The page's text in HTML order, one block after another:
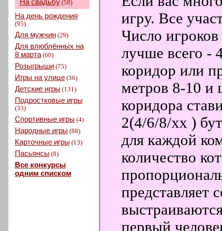
На свадьбу(58)
На день рождения
(95)
Для мужчин(29)
Для влюблённых на
8 марта(60)
Розыгрыши(75)
Игры на улице(36)
Детские игры (131)
Подростковые игры
(33)
Спортивные игры (4)
Народные игры (88)
Карточные игры (13)
Пасьянсы (8)
Все конкурсы
одним списком
игру. Все
Число
лучше всего -
коридор или
метров 8-10 и
коридора
2(4/6/8/xx )
для каждой
количество
представляет
первый